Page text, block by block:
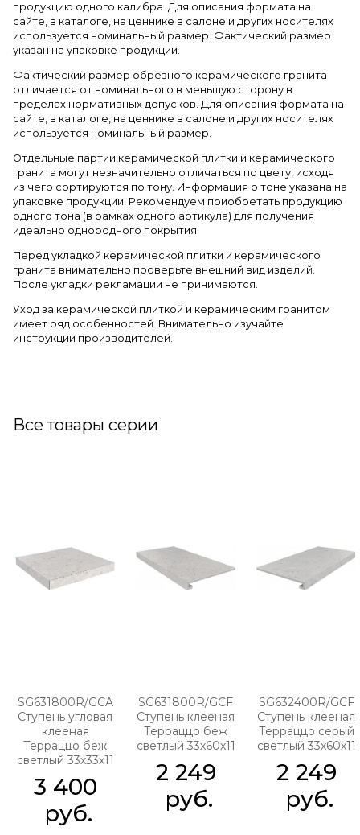
продукцию одного калибра. Для описания формата на
сайте, в каталоге, на ценнике в салоне и других носителях
используется номинальный размер. Фактический размер
указан на упаковке продукции.
Фактический размер обрезного керамического гранита
отличается от номинального в меньшую сторону в
пределах нормативных допусков. Для описания формата на
сайте, в каталоге, на ценнике в салоне и других носителях
используется номинальный размер.
Отдельные партии керамической плитки и керамического
гранита могут незначительно отличаться по цвету, исходя
из чего сортируются по тону. Информация о тоне указана на
упаковке продукции. Рекомендуем приобретать продукцию
одного тона (в рамках одного артикула) для получения
идеально однородного покрытия.
Перед укладкой керамической плитки и керамического
гранита внимательно проверьте внешний вид изделий.
После укладки рекламации не принимаются.
Уход за керамической плиткой и керамическим гранитом
имеет ряд особенностей. Внимательно изучайте
инструкции производителей.
Все товары серии
SG631800R/GCA
Ступень угловая
клееная
Терраццо беж
светлый 33х33х11
3 400
руб.
SG631800R/GCF
Ступень клееная
Терраццо беж
светлый 33х60х11
2 249
руб.
SG632400R/GCF
Ступень клееная
Терраццо серый
светлый 33х60х11
2 249
руб.